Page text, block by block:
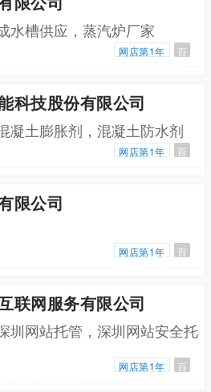
水槽供应，蒸汽炉厂家
网店第1年 百
科技股份有限公司
凝土膨胀剂，混凝土防水剂
网店第1年 百
限公司
网店第1年 百
联网服务有限公司
圳网站托管，深圳网站安全托
网店第1年 百